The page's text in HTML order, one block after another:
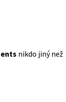
nikdo jiný než